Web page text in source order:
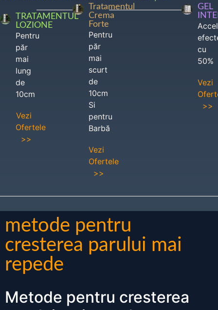
TRATAMENTUL
LOZIONE
Pentru
păr
mai
lung
de
10cm
Vezi
Ofertele
>>
Tratamentul
Crema
Forte
Pentru
păr
mai
scurt
de
10cm
Si
pentru
Barbă
Vezi
Ofertele
>>
GEL
cu
50%
Vezi
>>
metode pentru
cresterea parului mai
repede
Metode pentru cresterea